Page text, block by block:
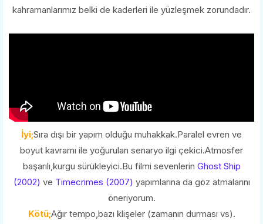
kahramanlarımız belki de kaderleri ile yüzleşmek zorundadır.
İyi;Sıra dışı bir yapım olduğu muhakkak.Paralel evren ve
boyut kavramı ile yoğurulan senaryo ilgi çekici.Atmosfer
başarılı,kurgu sürükleyici.Bu filmi sevenlerin Ghost Ship
(2002) ve Timecrimes (2007) yapımlarına da göz atmalarını
öneriyorum.
Kötü;Ağır tempo,bazı klişeler (zamanın durması vs).